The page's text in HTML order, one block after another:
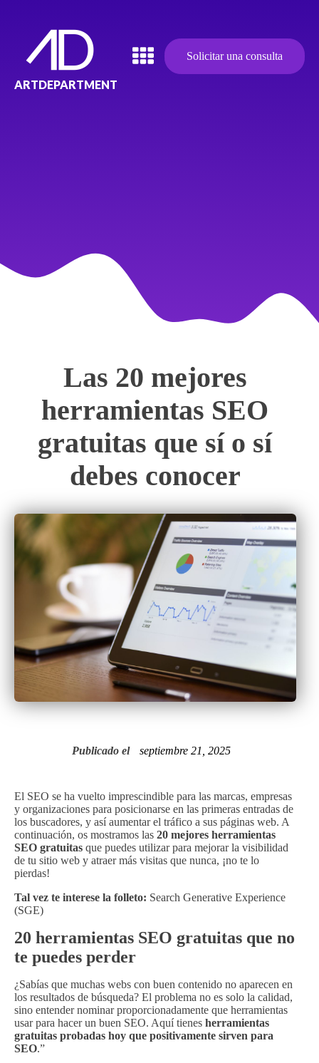
ARTDEPARTMENT
Solicitar una consulta
Las 20 mejores
herramientas SEO
gratuitas que sí o sí
debes conocer
Publicado el septiembre 21, 2025
El SEO se ha vuelto imprescindible para las marcas, empresas
y organizaciones para posicionarse en las primeras entradas de
los buscadores, y así aumentar el tráfico a sus páginas web. A
continuación, os mostramos las 20 mejores herramientas
SEO gratuitas que puedes utilizar para mejorar la visibilidad
de tu sitio web y atraer más visitas que nunca, ¡no te lo
pierdas!
Tal vez te interese la folleto: Search Generative Experience
(SGE)
20 herramientas SEO gratuitas que no
te puedes perder
¿Sabías que muchas webs con buen contenido no aparecen en
los resultados de búsqueda? El problema no es solo la calidad,
sino entender nominar proporcionadamente que herramientas
usar para hacer un buen SEO. Aquí tienes herramientas
gratuitas probadas hoy que positivamente sirven para
SEO.”